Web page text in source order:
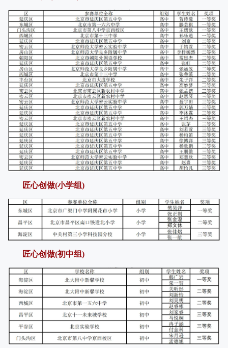
匠心创做(小学组)
匠心创做(初中组)